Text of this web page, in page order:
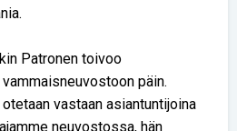
Patronen toivoo
päin.
vastaan asiantuntijoina
neuvostossa, hän